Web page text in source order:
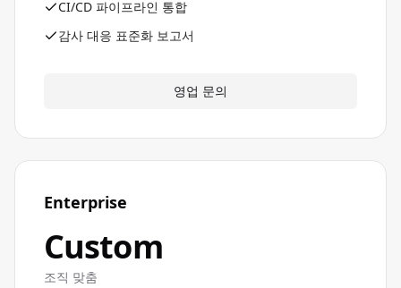
CI/CD 파이프라인 통합
감사 대응 표준화 보고서
영업 문의
Enterprise
Custom
조직 맞춤